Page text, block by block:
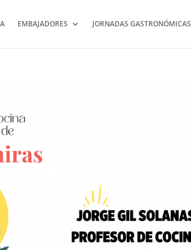
EMBAJADORES JORNADAS GASTRONÓMICAS